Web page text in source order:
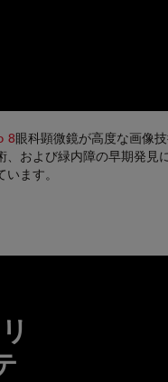
8眼科顕微鏡が高度な画像
および緑内障の早期発見
ます。